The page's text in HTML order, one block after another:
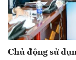
Chủ động sử